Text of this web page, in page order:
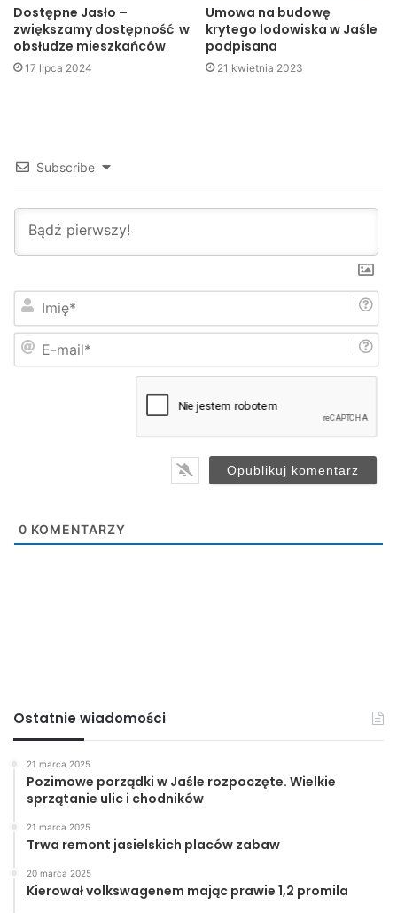
dotyczy obydwu stron (zarówno sprzedającego, jak i
kupującego towar).
Przeczytaj pełny tekst artykułu w papierowym wydaniu
Jasło miasto powiat
Dostępne Jasło –
zwiększamy dostępność w
obsłudze mieszkańców
17 lipca 2024
Umowa na budowę
krytego lodowiska w Jaśle
podpisana
21 kwietnia 2023
Subscribe
i
m
0 KOMENTARZY
Ostatnie wiadomości
21 marca 2025
Pozimowe porządki w Jaśle rozpoczęte. Wielkie
sprzątanie ulic i chodników
21 marca 2025
Trwa remont jasielskich placów zabaw
20 marca 2025
Kierował volkswagenem mając prawie 1,2 promila